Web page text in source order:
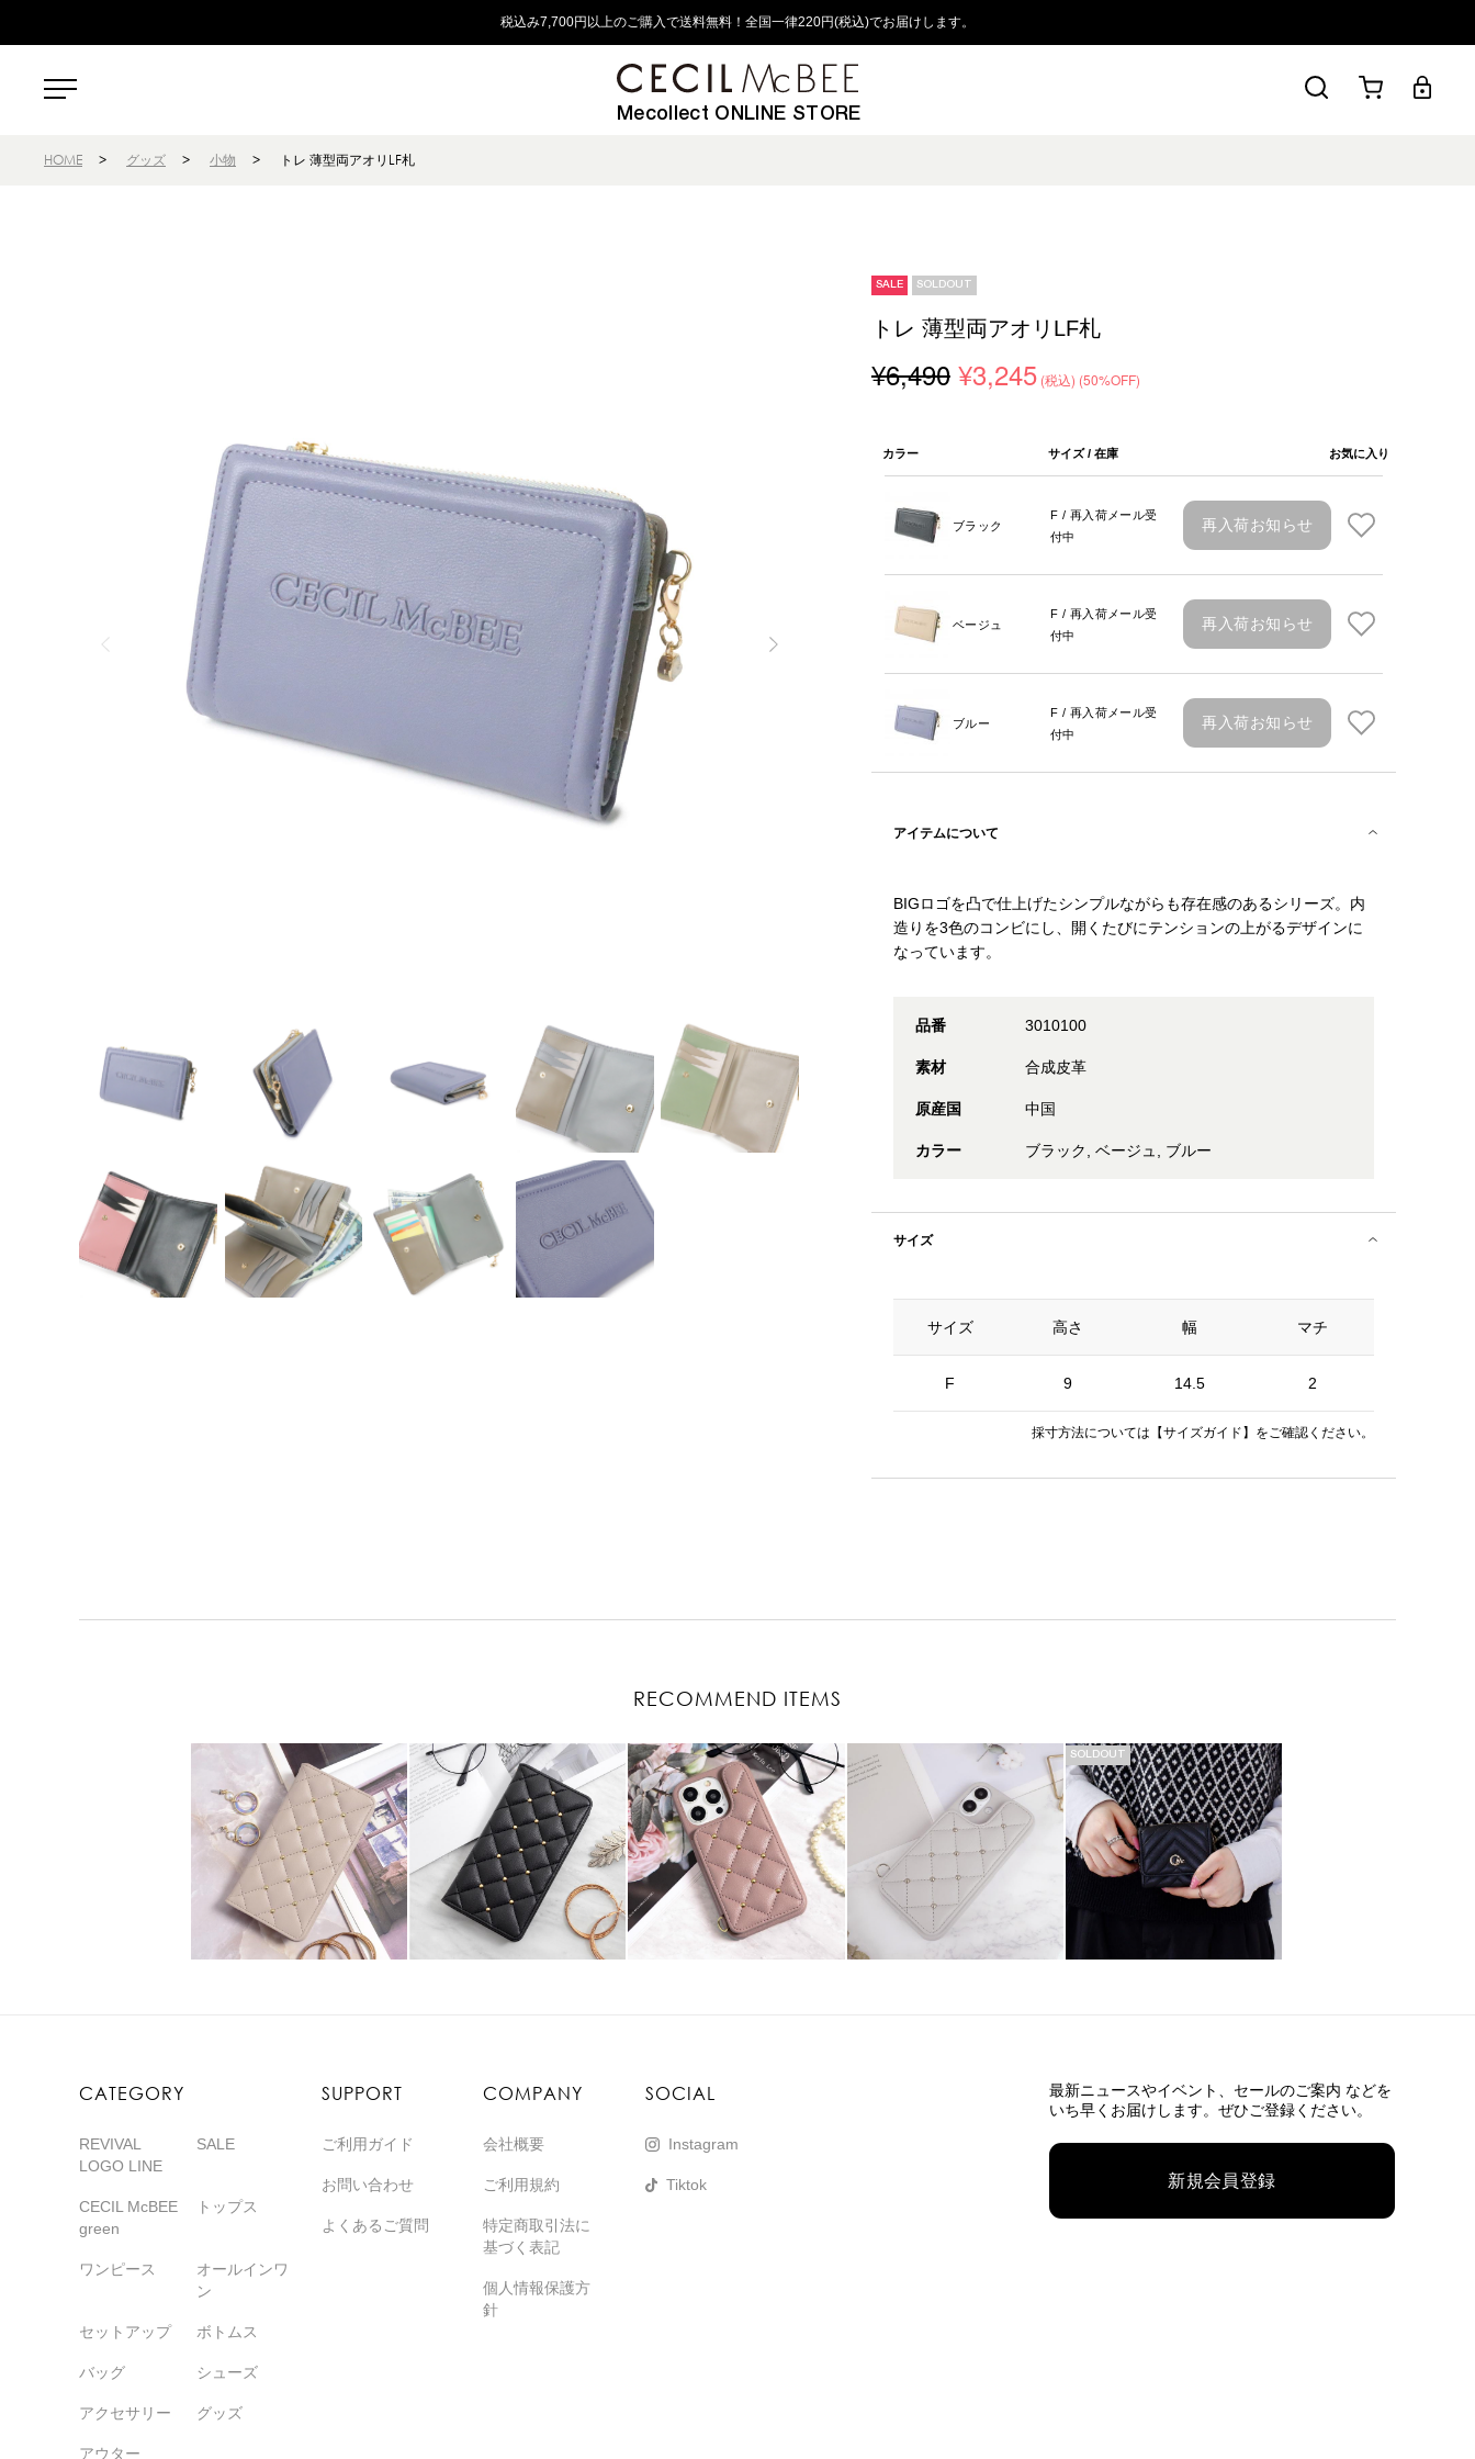
税込み7,700円以上のご購入で送料無料！全国一律220円(税込)でお届けします。
Mecollect ONLINE STORE
HOME > グッズ > 小物 > トレ 薄型両アオリLF札
SALE SOLDOUT
トレ 薄型両アオリLF札
¥6,490 ¥3,245(税込) (50%OFF)
カラー サイズ / 在庫 お気に入り
ブラック
F / 再入荷メール受
付中
再入荷お知らせ
ベージュ
F / 再入荷メール受
付中
再入荷お知らせ
ブルー
F / 再入荷メール受
付中
再入荷お知らせ
アイテムについて
BIGロゴを凸で仕上げたシンプルながらも存在感のあるシリーズ。内
造りを3色のコンビにし、開くたびにテンションの上がるデザインに
なっています。
品番 3010100
素材 合成皮革
原産国 中国
カラー ブラック, ベージュ, ブルー
サイズ
サイズ
F
高さ 幅 マチ
9 14.5 2
採寸方法については 【サイズガイド】 をご確認ください。
RECOMMEND ITEMS
SOLDOUT
CATEGORY
REVIVAL
LOGO LINE
SALE
CECIL McBEE
green
トップス
ワンピース
オールインワ
ン
セットアップ ボトムス
バッグ シューズ
アクセサリー グッズ
アウター
SUPPORT
ご利用ガイド
お問い合わせ
よくあるご質問
COMPANY
会社概要
ご利用規約
特定商取引法に
基づく表記
個人情報保護方
針
SOCIAL
Instagram
Tiktok
最新ニュースやイベント、 セールのご案内 などを
いち早くお届けします。ぜひご登録ください。
新規会員登録